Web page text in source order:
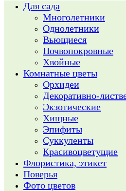
Для сада
Многолетники
Однолетники
Вьющиеся
Почвопокровные
Хвойные
Комнатные цветы
Орхидеи
Декоративно-
Экзотические
Хищные
Эпифиты
Суккуленты
Красивоцветущие
Флористика, этикет
Поверья
Фото цветов